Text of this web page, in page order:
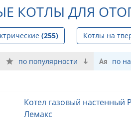
КОТЛЫ ДЛЯ
(255) Котлы на
по популярности по
Котел газовый настенный
Лемакс